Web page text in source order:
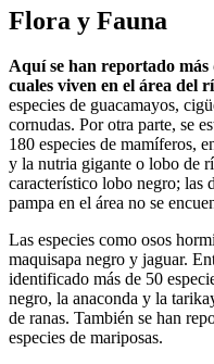
Flora y Fauna
Aquí se han reportado más
cuales viven en el área del
especies de guacamayos,
cornudas. Por otra parte, se
180 especies de mamíferos,
y la nutria gigante o lobo de
característico lobo negro; las
pampa en el área no se
Las especies como osos
maquisapa negro y jaguar.
identificado más de 50
negro, la anaconda y la
de ranas. También se han
especies de mariposas.